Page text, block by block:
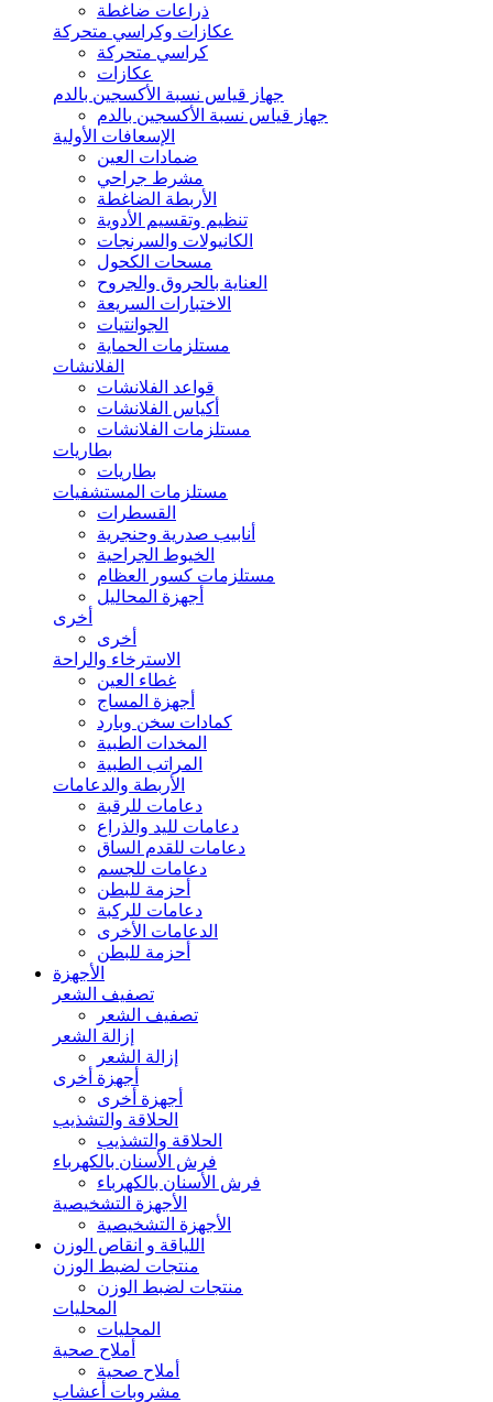
ذراعات ضاغطة
عكازات وكراسي متحركة
كراسي متحركة
عكازات
جهاز قياس نسبة الأكسجين بالدم
جهاز قياس نسبة الأكسجين بالدم
الإسعافات الأولية
ضمادات العين
مشرط جراحي
الأربطة الضاغطة
تنظيم وتقسيم الأدوية
الكانيولات والسرنجات
مسحات الكحول
العناية بالحروق والجروح
الاختبارات السريعة
الجوانتيات
مستلزمات الحماية
الفلانشات
قواعد الفلانشات
أكياس الفلانشات
مستلزمات الفلانشات
بطاريات
بطاريات
مستلزمات المستشفيات
القسطرات
أنابيب صدرية وحنجرية
الخيوط الجراحية
مستلزمات كسور العظام
أجهزة المحاليل
أخرى
أخرى
الاسترخاء والراحة
غطاء العين
أجهزة المساج
كمادات سخن وبارد
المخدات الطبية
المراتب الطبية
الأربطة والدعامات
دعامات للرقبة
دعامات لليد والذراع
دعامات للقدم الساق
دعامات للجسم
أحزمة للبطن
دعامات للركبة
الدعامات الأخرى
أحزمة للبطن
الأجهزة
تصفيف الشعر
تصفيف الشعر
إزالة الشعر
إزالة الشعر
أجهزة أخرى
أجهزة أخرى
الحلاقة والتشذيب
الحلاقة والتشذيب
فرش الأسنان بالكهرباء
فرش الأسنان بالكهرباء
الأجهزة التشخيصية
الأجهزة التشخيصية
اللياقة و انقاص الوزن
منتجات لضبط الوزن
منتجات لضبط الوزن
المحليات
المحليات
أملاح صحية
أملاح صحية
مشروبات أعشاب